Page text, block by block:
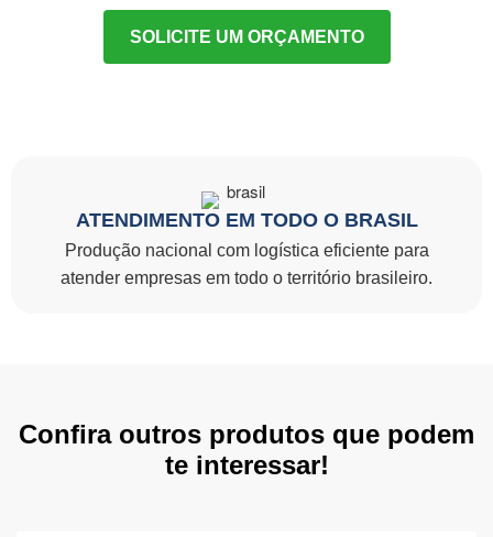
SOLICITE UM ORÇAMENTO
ATENDIMENTO EM TODO O BRASIL
Produção nacional com logística eficiente para
atender empresas em todo o território brasileiro.
Confira outros produtos que podem
te interessar!